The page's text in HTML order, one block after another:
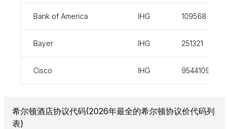
Bank of America IHG 109568
Bayer IHG 251321
Cisco IHG 954410926
希尔顿酒店协议代码(2026年最全的希尔顿协议价代码列
表)